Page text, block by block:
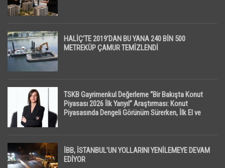
HALİÇ’TE 2019’DAN BU YANA 240 BİN 500
METREKÜP ÇAMUR TEMİZLENDİ
TSKB Gayrimenkul Değerleme “Bir Bakışta Konut
Piyasası 2026 İlk Yarıyıl” Araştırması: Konut
Piyasasında Dengeli Görünüm Sürerken, İlk El ve
İBB, İSTANBUL’UN YOLLARINI YENİLEMEYE DEVAM
EDİYOR